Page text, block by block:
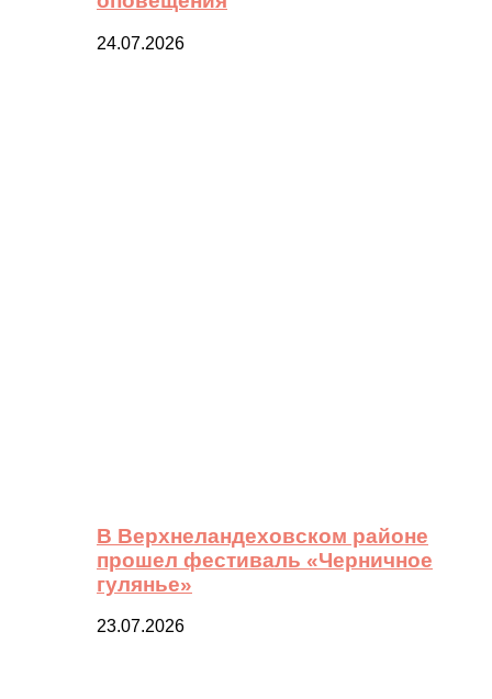
24.07.2026
В Верхнеландеховском районе
прошел фестиваль «Черничное
гулянье»
23.07.2026